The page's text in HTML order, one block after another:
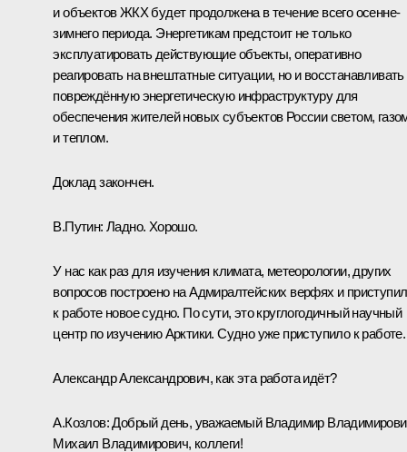
и объектов ЖКХ будет продолжена в течение всего осенне-
зимнего периода. Энергетикам предстоит не только
эксплуатировать действующие объекты, оперативно
реагировать на внештатные ситуации, но и восстанавливать
повреждённую энергетическую инфраструктуру для
обеспечения жителей новых субъектов России светом,
и теплом.
Доклад закончен.
В.Путин: Ладно. Хорошо.
У нас как раз для изучения климата, метеорологии, других
вопросов построено на Адмиралтейских верфях и
к работе новое судно. По сути, это круглогодичный научный
центр по изучению Арктики. Судно уже приступило к работе.
Александр Александрович, как эта работа идёт?
А.Козлов:Добрый день, уважаемый Владимир
Михаил Владимирович, коллеги!